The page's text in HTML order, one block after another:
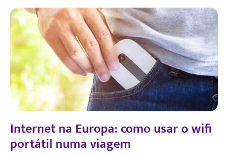
Internet na Europa: como usar o wifi
portátil numa viagem